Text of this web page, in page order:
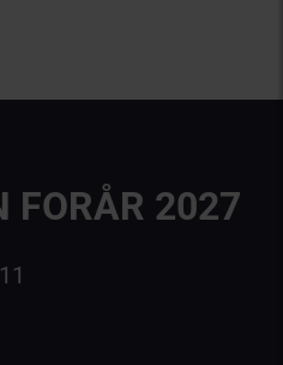
FORÅR 2027